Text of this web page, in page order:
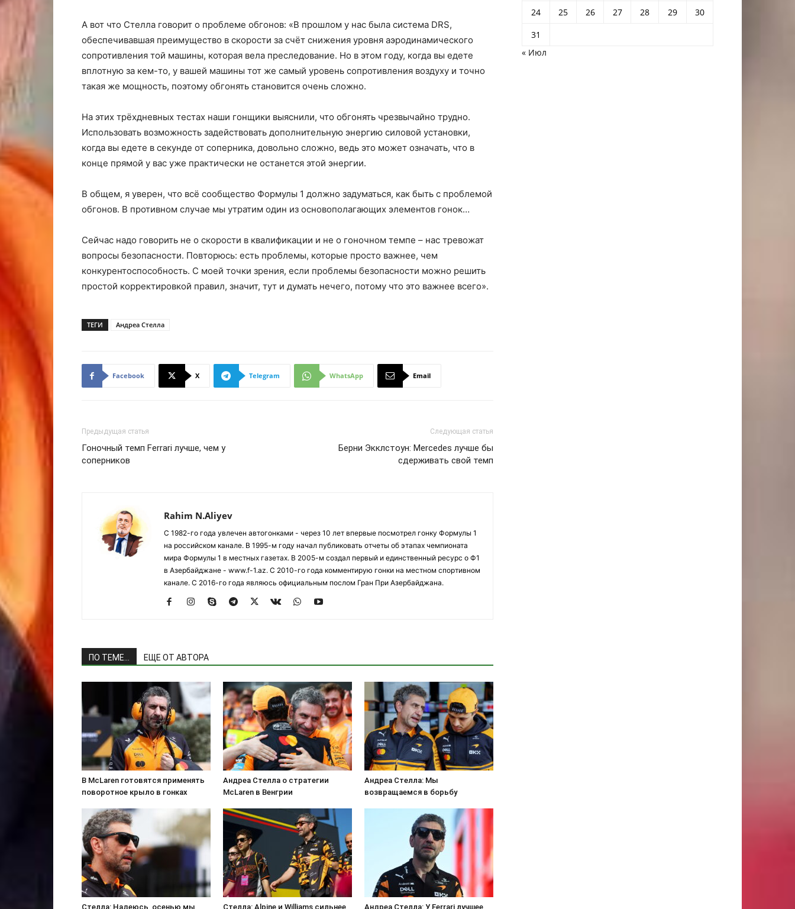
А вот что Стелла говорит о проблеме обгонов: «В прошлом у нас была система DRS,
обеспечивавшая преимущество в скорости за счёт снижения уровня аэродинамического
сопротивления той машины, которая вела преследование. Но в этом году, когда вы едете
вплотную за кем-то, у вашей машины тот же самый уровень сопротивления воздуху и точно
такая же мощность, поэтому обгонять становится очень сложно.
На этих трёхдневных тестах наши гонщики выяснили, что обгонять чрезвычайно трудно.
Использовать возможность задействовать дополнительную энергию силовой установки,
когда вы едете в секунде от соперника, довольно сложно, ведь это может означать, что в
конце прямой у вас уже практически не останется этой энергии.
В общем, я уверен, что всё сообщество Формулы 1 должно задуматься, как быть с проблемой
обгонов. В противном случае мы утратим один из основополагающих элементов гонок…
Сейчас надо говорить не о скорости в квалификации и не о гоночном темпе – нас тревожат
вопросы безопасности. Повторюсь: есть проблемы, которые просто важнее, чем
конкурентоспособность. С моей точки зрения, если проблемы безопасности можно решить
простой корректировкой правил, значит, тут и думать нечего, потому что это важнее всего».
ТЕГИ Андреа Стелла
Facebook X Telegram WhatsApp Email
Предыдущая статья
Гоночный темп Ferrari лучше, чем у
соперников
Следующая статья
Берни Экклстоун: Mercedes лучше бы
сдерживать свой темп
Rahim N.Aliyev
С 1982-го года увлечен автогонками - через 10 лет впервые посмотрел гонку Формулы 1
на российском канале. В 1995-м году начал публиковать отчеты об этапах чемпионата
мира Формулы 1 в местных газетах. В 2005-м создал первый и единственный ресурс о Ф1
в Азербайджане - www.f-1.az. С 2010-го года комментирую гонки на местном спортивном
канале. С 2016-го года являюсь официальным послом Гран При Азербайджана.
ПО ТЕМЕ... ЕЩЕ ОТ АВТОРА
В McLaren готовятся применять
поворотное крыло в гонках
Андреа Стелла о стратегии
McLaren в Венгрии
Андреа Стелла: Мы
возвращаемся в борьбу
Стелла: Надеюсь, осенью мы Стелла: Alpine и Williams сильнее Андреа Стелла: У Ferrari лучшее
24
25 26 27 28 29
30
31
« Июл